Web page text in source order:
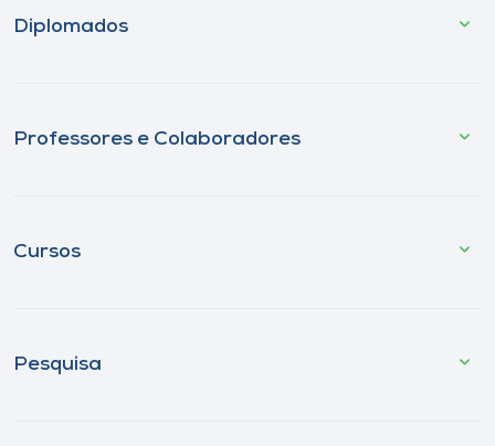
Diplomados
Professores e Colaboradores
Cursos
Pesquisa